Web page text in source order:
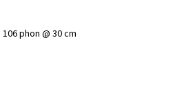
106 phon @ 30 cm